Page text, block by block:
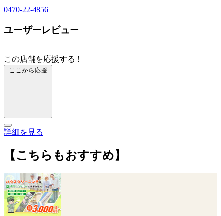
0470-22-4856
ユーザーレビュー
この店舗を応援する！
ここから応援
詳細を見る
【こちらもおすすめ】